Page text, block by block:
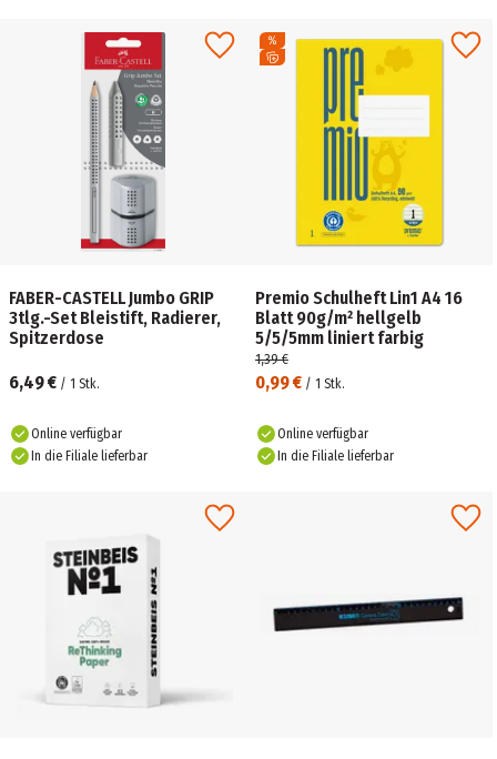
FABER-CASTELL Jumbo GRIP
3tlg.-Set Bleistift, Radierer,
Spitzerdose
6,49 € / 1 Stk.
Online verfügbar
In die Filiale lieferbar
Premio Schulheft Lin1 A4 16
Blatt 90g/m² hellgelb
5/5/5mm liniert farbig
0,99 € / 1 Stk.
1,39 €
Online verfügbar
In die Filiale lieferbar